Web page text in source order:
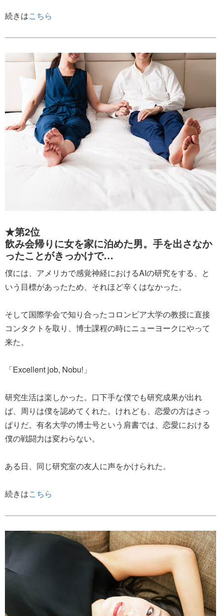
続きはこちら
★第2位
飲み会帰りに女を家に泊めた男。手を出さなか
ったことがきっかけで…
僕には、アメリカで感覚神経におけるAIの研究をする、と
いう目標があったため、それほど辛くはなかった。
そして国際学会で知り合ったコロンビア大学の教授に直接
コンタクトを取り、博士課程の時にニューヨークにやって
来た。
「Excellent job, Nobu!」
研究生活は楽しかった。口下手な僕でも研究成果が出れ
ば、周りは僕を認めてくれた。けれども、恋愛の方はさっ
ぱりだ。有名大学の博士号という肩書では、恋愛における
僕の戦闘力は変わらない。
ある日、同じ研究室の友人に声をかけられた。
続きはこちら